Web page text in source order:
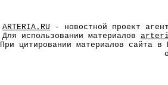
ARTERIA.RU - новостной проект
Для использовании материалов
При цитировании материалов сайта